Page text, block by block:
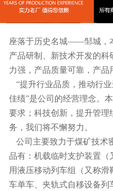
座落于历史名城——邹城，
产品研制、新技术开发的
力强，产品质量可靠，产品
“提升行业品质，推动行
佳绩”是公司的经营理念。
要求；科技创新，提升管理
务，我们将不懈努力。
公司主要致力于煤矿技术
品有：机载临时支护装置
用液压移动列车组（又称
车单车、夹轨式自移设备列